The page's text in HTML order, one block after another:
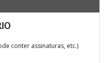
conter assinaturas, etc.)